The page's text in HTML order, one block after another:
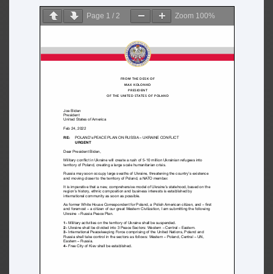
Page 1 / 2 Zoom 100%